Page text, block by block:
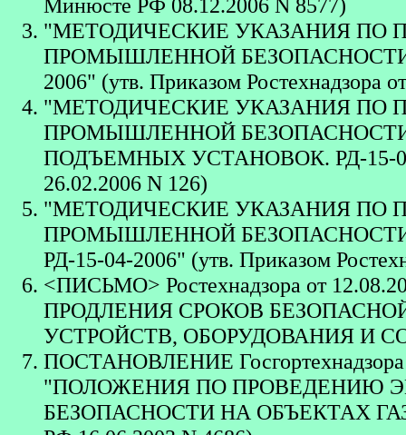
Минюсте РФ 08.12.2006 N 8577)
"МЕТОДИЧЕСКИЕ УКАЗАНИЯ ПО
ПРОМЫШЛЕННОЙ
2006" (утв. Приказом Ростехнадзора
"МЕТОДИЧЕСКИЕ УКАЗАНИЯ ПО
ПРОМЫШЛЕННОЙ
ПОДЪЕМНЫХ УСТАНОВОК. РД-15-05-
26.02.2006 N 126)
"МЕТОДИЧЕСКИЕ УКАЗАНИЯ ПО
ПРОМЫШЛЕННОЙ
РД-15-04-2006" (утв. Приказом
<ПИСЬМО> Ростехнадзора от
ПРОДЛЕНИЯ СРОКОВ
УСТРОЙСТВ, ОБОРУДОВАНИЯ И
ПОСТАНОВЛЕНИЕ
"ПОЛОЖЕНИЯ ПО ПРОВЕДЕНИЮ
БЕЗОПАСНОСТИ НА ОБЪЕКТАХ